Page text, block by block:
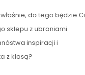
do tego będzie Ci
sklepu z ubraniami
inspiracji i
z klasą?